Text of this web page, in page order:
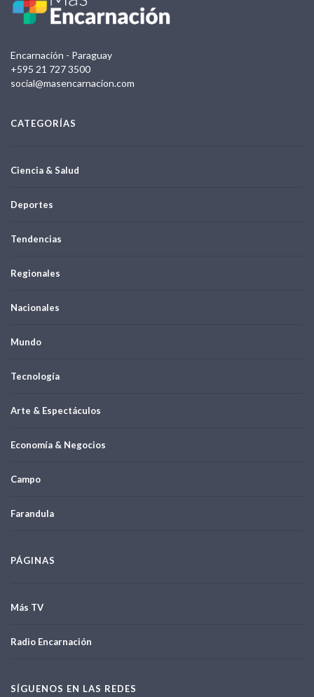
Encarnación - Paraguay
+595 21 727 3500
social@masencarnacion.com
CATEGORÍAS
Ciencia & Salud
Deportes
Tendencias
Regionales
Nacionales
Mundo
Tecnología
Arte & Espectáculos
Economía & Negocios
Campo
Farandula
PÁGINAS
Más TV
Radio Encarnación
SÍGUENOS EN LAS REDES